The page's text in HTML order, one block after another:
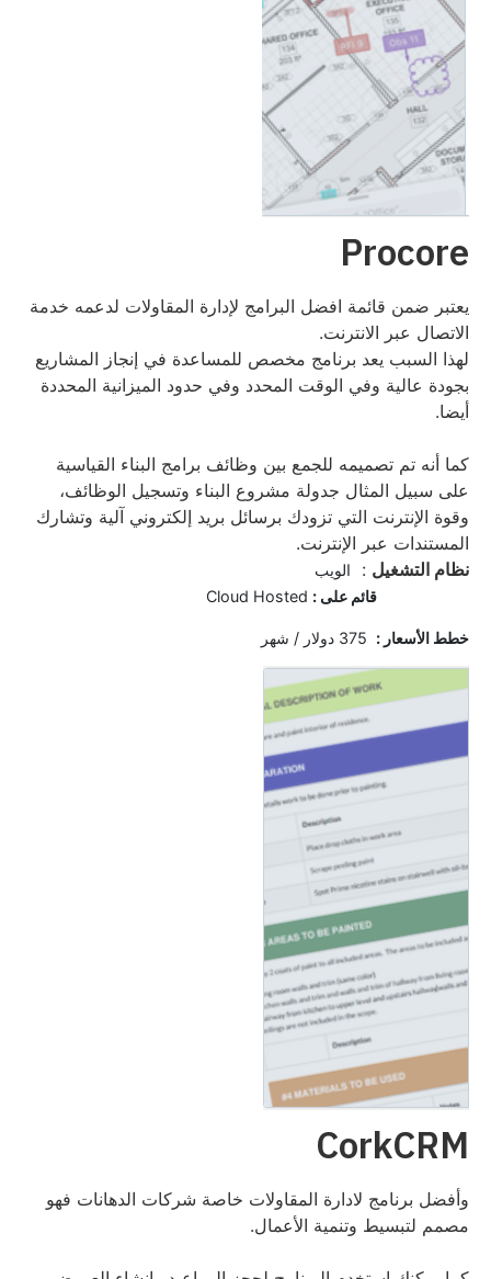
Procore
يعتبر ضمن قائمة افضل البرامج لإدارة المقاولات لدعمه خدمة
الاتصال عبر الانترنت.
لهذا السبب يعد برنامج مخصص للمساعدة في إنجاز المشاريع
بجودة عالية وفي الوقت المحدد وفي حدود الميزانية المحددة
أيضا.
كما أنه تم تصميمه للجمع بين وظائف برامج البناء القياسية
على سبيل المثال جدولة مشروع البناء وتسجيل الوظائف،
وقوة الإنترنت التي تزودك برسائل بريد إلكتروني آلية وتشارك
المستندات عبر الإنترنت.
نظام التشغيل:
الويب
قائم على : Cloud Hosted
خطط الأسعار : 375 دولار / شهر
CorkCRM
وأفضل برنامج لادارة المقاولات خاصة شركات الدهانات فهو
مصمم لتبسيط وتنمية الأعمال.